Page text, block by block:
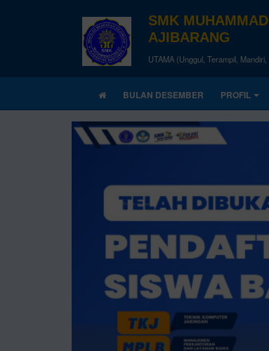
SMK
AJIBARANG
UTAMA (Unggul, Terampil,
BULAN DESEMBER PROFIL